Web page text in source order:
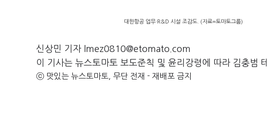
대한항공 업무·R&D 시설 조감도. (자료=토마토그룹)
신상민 기자 lmez0810@etomato.com
이 기사는 뉴스토마토 보도준칙 및 윤리강령에 따라 김충범
ⓒ 맛있는 뉴스토마토, 무단 전재 - 재배포 금지